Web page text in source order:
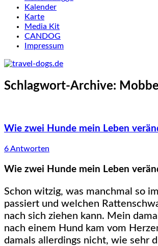
Kalender
Karte
Media Kit
CANDOG
Impressum
Schlagwort-Archive:
Wie zwei Hunde mein Leben
6 Antworten
Wie zwei Hunde mein Leben
Schon witzig, was manchmal so
passiert und welchen
nach sich ziehen kann. Mein
nach einem Hund kam vom
damals allerdings nicht, wie sehr